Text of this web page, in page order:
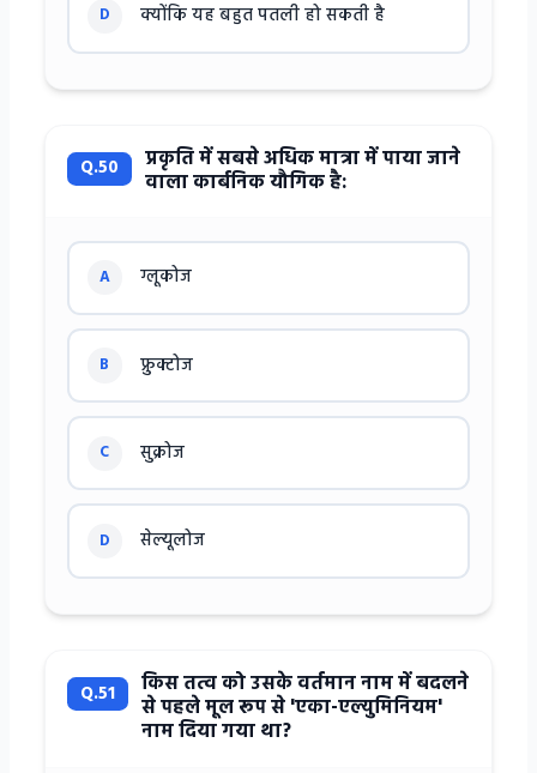
D क्योंकि यह बहुत पतली हो सकती है
Q.50 प्रकृति में सबसे अधिक मात्रा में पाया जाने
वाला कार्बनिक यौगिक है:
A ग्लूकोज
B फ्रुक्टोज
C सुक्रोज
D सेल्यूलोज
Q.51 किस तत्व को उसके वर्तमान नाम में बदलने
से पहले मूल रूप से 'एका-एल्युमिनियम'
नाम दिया गया था?